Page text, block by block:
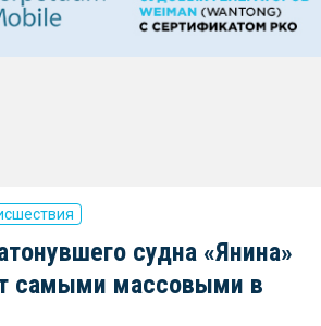
судна «Янина»
самыми массовыми в